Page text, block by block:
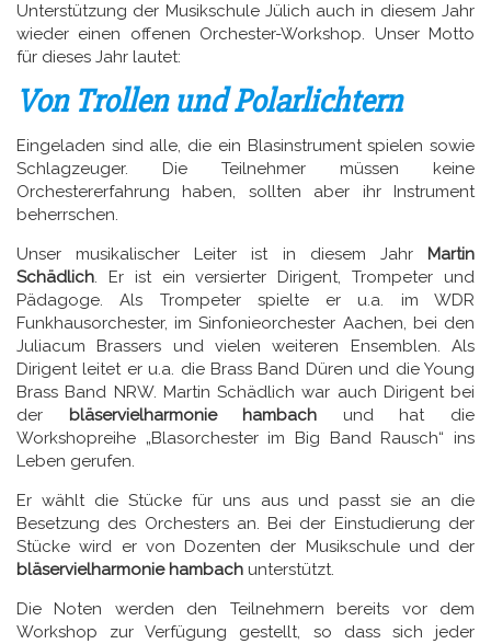
Unterstützung der Musikschule Jülich auch in diesem Jahr
wieder einen offenen Orchester-Workshop. Unser Motto
für dieses Jahr lautet:
Von Trollen und Polarlichtern
Eingeladen sind alle, die ein Blasinstrument spielen sowie
Schlagzeuger. Die Teilnehmer müssen keine
Orchestererfahrung haben, sollten aber ihr Instrument
beherrschen.
Unser musikalischer Leiter ist in diesem Jahr Martin
Schädlich. Er ist ein versierter Dirigent, Trompeter und
Pädagoge. Als Trompeter spielte er u.a. im WDR
Funkhausorchester, im Sinfonieorchester Aachen, bei den
Juliacum Brassers und vielen weiteren Ensemblen. Als
Dirigent leitet er u.a. die Brass Band Düren und die Young
Brass Band NRW. Martin Schädlich war auch Dirigent bei
der bläservielharmonie hambach und hat die
Workshopreihe „Blasorchester im Big Band Rausch“ ins
Leben gerufen.
Er wählt die Stücke für uns aus und passt sie an die
Besetzung des Orchesters an. Bei der Einstudierung der
Stücke wird er von Dozenten der Musikschule und der
bläservielharmonie hambach unterstützt.
Die Noten werden den Teilnehmern bereits vor dem
Workshop zur Verfügung gestellt, so dass sich jeder